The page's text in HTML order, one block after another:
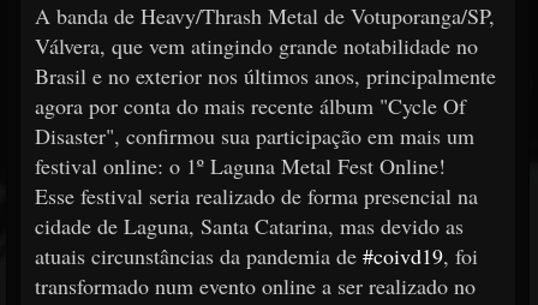
A banda de Heavy/Thrash Metal de Votuporanga/SP,
Válvera, que vem atingindo grande notabilidade no
Brasil e no exterior nos últimos anos, principalmente
agora por conta do mais recente álbum "Cycle Of
Disaster", confirmou sua participação em mais um
festival online: o 1º Laguna Metal Fest Online!
Esse festival seria realizado de forma presencial na
cidade de Laguna, Santa Catarina, mas devido as
atuais circunstâncias da pandemia de #coivd19, foi
transformado num evento online a ser realizado no